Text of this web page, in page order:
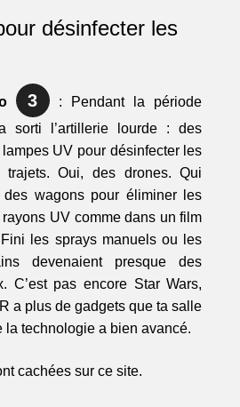
désinfecter les
3
: Pendant la période
sorti l’artillerie lourde : des
UV pour désinfecter les
trajets. Oui, des drones. Qui
des wagons pour éliminer les
UV comme dans un film
les sprays manuels ou les
devenaient presque des
C’est pas encore Star Wars,
a plus de gadgets que ta salle
la technologie a bien avancé.
cachées sur ce site.